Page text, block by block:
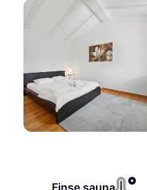
Finse sauna